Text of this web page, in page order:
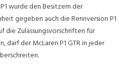
wurde den Besitzern der
gegeben auch die Rennversion P1
die Zulassungsvorschriften für
darf der McLaren P1 GTR in jeder